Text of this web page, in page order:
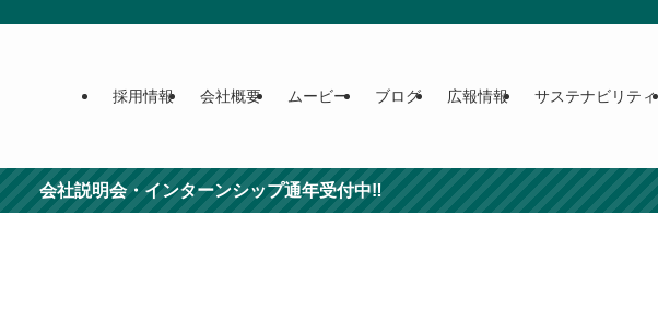
採用情報 会社概要 ムービー ブログ 広報情報 サステナビリティ
会社説明会・インターンシップ通年受付中‼